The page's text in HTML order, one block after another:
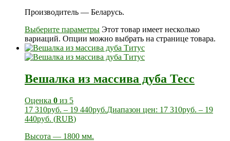
Производитель — Беларусь.
Выберите параметры Этот товар имеет несколько
вариаций. Опции можно выбрать на странице товара.
Вешалка из массива дуба Тесс
Оценка 0 из 5
17 310руб. – 19 440руб.Диапазон цен: 17 310руб. – 19
440руб. (RUB)
Высота — 1800 мм.